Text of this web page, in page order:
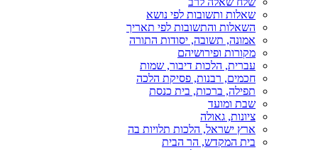
שאלות ותשובות לפי נושא
השאלות והתשובות לפי תאריך
אמונה, תשובה, יסודות התורה
מקורות ופירושיהם
עברית, הלכות דיבור, שמות
חכמים, רבנות, פסיקת הלכה
תפילה, ברכות, בית כנסת
שבת ומועד
ציונות, גאולה
ארץ ישראל, הלכות תלויות בה
בית המקדש, הר הבית